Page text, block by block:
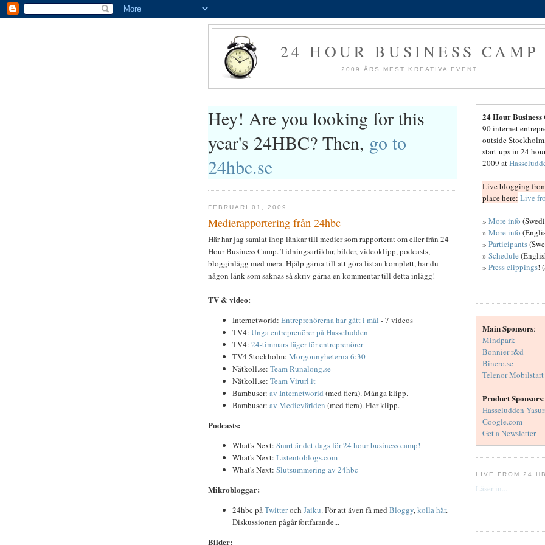
24 HOUR BUSINESS CAMP
2009 ÅRS MEST KREATIVA EVENT
Hey! Are you looking for this
year's 24HBC? Then, go to
24hbc.se
FEBRUARI 01, 2009
Medierapportering från 24hbc
Här har jag samlat ihop länkar till medier som rapporterat om eller från 24
Hour Business Camp. Tidningsartiklar, bilder, videoklipp, podcasts,
blogginlägg med mera. Hjälp gärna till att göra listan komplett, har du
någon länk som saknas så skriv gärna en kommentar till detta inlägg!
TV & video:
Internetworld: Entreprenörerna har gått i mål - 7 videos
TV4: Unga entreprenörer på Hasseludden
TV4: 24-timmars läger för entreprenörer
TV4 Stockholm: Morgonnyheterna 6:30
Nätkoll.se: Team Runalong.se
Nätkoll.se: Team Virurl.it
Bambuser: av Internetworld (med flera). Många klipp.
Bambuser: av Medievärlden (med flera). Fler klipp.
Podcasts:
What's Next: Snart är det dags för 24 hour business camp!
What's Next: Listentoblogs.com
What's Next: Slutsummering av 24hbc
Mikrobloggar:
24hbc påTwitteroch Jaiku. För att även få med Bloggy,kolla här.
Diskussionen pågår fortfarande...
Bilder:
24 Hour Business
90 internet
outside
start-ups in 24
2009 at
Live blogging
place here: Live
» More info
» More info
» Participants
» Schedule
» Press clippings!
Main Sponsors:
Mindpark
Bonnier r&d
Binero.se
Telenor Mobilstart
Product Sponsors:
Hasseludden
Google.com
Get a Newsletter
LIVE FROM 24
Läser in...